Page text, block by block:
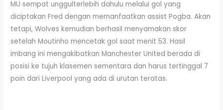
MU sempat unggulterlebih dahulu melalui gol yang
diciptakan Fred dengan memanfaatkan assist Pogba. Akan
tetapi, Wolves kemudian berhasil menyamakan skor
setelah Moutinho mencetak gol saat menit 53. Hasil
imbang ini mengakibatkan Manchester United berada di
posisi ke tujuh klasemen sementara dan harus tertinggal 7
poin dari Liverpool yang ada di urutan teratas.